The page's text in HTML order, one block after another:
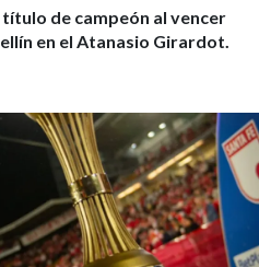
título de campeón al vencer
en el Atanasio Girardot.